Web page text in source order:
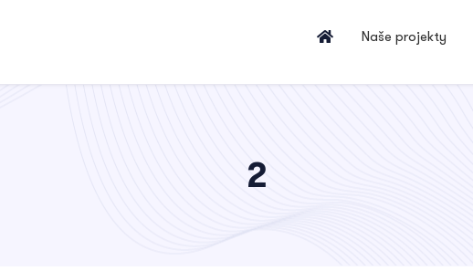
Naše projekty
2